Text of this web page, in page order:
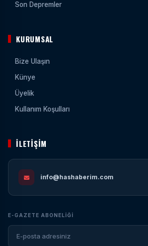
Son Depremler
KURUMSAL
Bize Ulaşın
Künye
Üyelik
Kullanım Koşulları
İLETIŞIM
info@hashaberim.com
E-GAZETE ABONELIĞI